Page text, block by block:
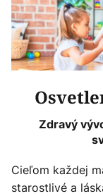
Zdravý
Cieľom každej
starostlivé a